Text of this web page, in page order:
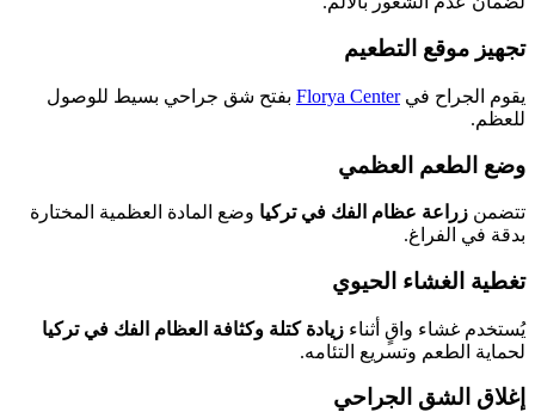
تجهيز موقع التطعيم
يقوم الجراح فيFlorya Center بفتح شق جراحي بسيط للوصول
للعظم.
وضع الطعم العظمي
تتضمن زراعة عظام الفك في تركيا وضع المادة العظمية المختارة
بدقة في الفراغ.
تغطية الغشاء الحيوي
يُستخدم غشاء واقٍ أثناء زيادة كتلة وكثافة العظام الفك في تركيا
لحماية الطعم وتسريع التئامه.
إغلاق الشق الجراحي